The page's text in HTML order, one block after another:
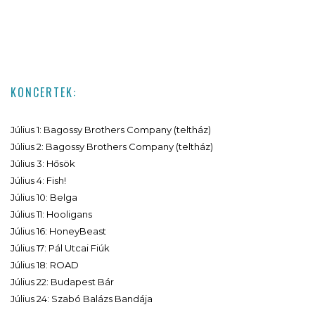
KONCERTEK:
Július 1: Bagossy Brothers Company (teltház)
Július 2: Bagossy Brothers Company (teltház)
Július 3: Hősök
Július 4: Fish!
Július 10: Belga
Július 11: Hooligans
Július 16: HoneyBeast
Július 17: Pál Utcai Fiúk
Július 18: ROAD
Július 22: Budapest Bár
Július 24: Szabó Balázs Bandája